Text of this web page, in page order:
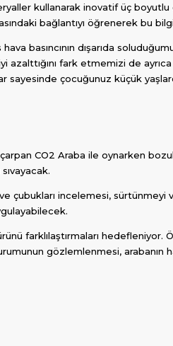
kullanarak inovatif üç
bağlantıyı öğrenerek bu
basıncının dışarıda
fark etmemizi de
sayesinde çocuğunuz küçük
CO2 Araba ile oynarken
çubukları incelemesi,
farklılaştırmaları
gözlemlenmesi, arabanın